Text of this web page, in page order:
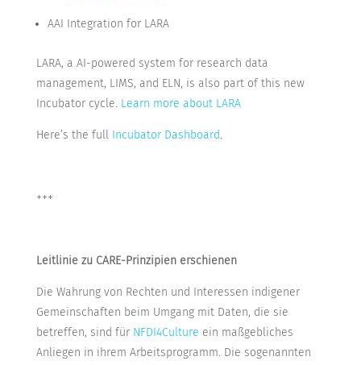
AAI Integration for LARA
LARA, a AI-powered system for research data
management, LIMS, and ELN, is also part of this new
Incubator cycle. Learn more about LARA
Here’s the full Incubator Dashboard.
+++
Leitlinie zu CARE-Prinzipien erschienen
Die Wahrung von Rechten und Interessen indigener
Gemeinschaften beim Umgang mit Daten, die sie
betreffen, sind für NFDI4Culture ein maßgebliches
Anliegen in ihrem Arbeitsprogramm. Die sogenannten